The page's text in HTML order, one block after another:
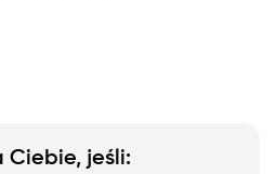
Ciebie, jeśli: